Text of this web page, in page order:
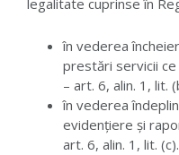
legalitate cuprinse în
în vederea
prestări servicii
– art. 6, alin. 1, lit.
în vederea
evidențiere și
art. 6, alin. 1, lit. (c).